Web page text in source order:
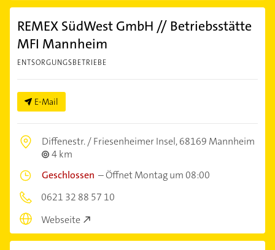
REMEX SüdWest GmbH // Betriebsstätte
MFI Mannheim
ENTSORGUNGSBETRIEBE
E-Mail
Diffenestr. / Friesenheimer Insel,68169 Mannheim
4 km
Geschlossen –Öffnet Montag um 08:00
0621 32 88 57 10
Webseite